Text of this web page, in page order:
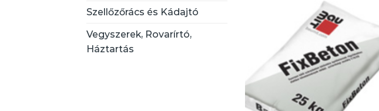
Szellőzőrács és Kádajtó
Vegyszerek, Rovarírtó,
Háztartás